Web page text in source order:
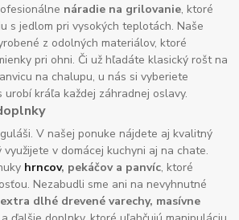
náradie na grilovanie, ktoré
s jedlom pri vysokých teplotách. Naše
z odolných materiálov, ktoré
pri ohni. Či už hľadáte klasický rošt na
na chalupu, u nás si vyberiete
urobí kráľa každej záhradnej oslavy.
V našej ponuke nájdete aj kvalitný
využijete v domácej kuchyni aj na chate.
hrncov, pekáčov a panvíc, ktoré
Nezabudli sme ani na nevyhnutné
extra dlhé drevené varechy, masívne